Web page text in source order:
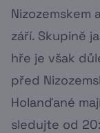
Nizozemskem
září. Skupině
hře je však
před
Holanďané
sledujte od